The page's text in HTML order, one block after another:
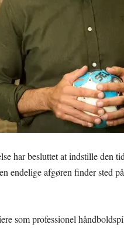
har besluttet at indstille den
endelige afgøren finder sted
som professionel